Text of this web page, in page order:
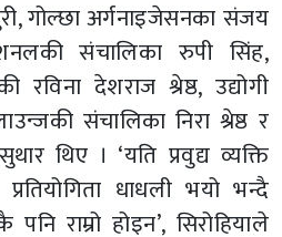
गोल्छा अर्गनाइजेसनका संजय
संचालिका रुपी सिंह,
रविना देशराज श्रेष्ठ, उद्योगी
संचालिका निरा श्रेष्ठ र
थिए । ‘यति प्रवुद्य व्यक्ति
धाधली भयो भन्दै
राम्रो होइन’, सिरोहियाले